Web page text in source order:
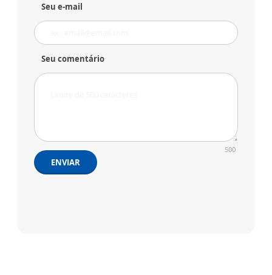
Seu e-mail
Seu comentário
500
ENVIAR